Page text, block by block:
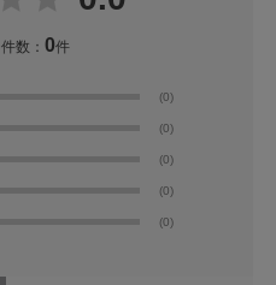
数： 0件
(0)
(0)
(0)
(0)
(0)